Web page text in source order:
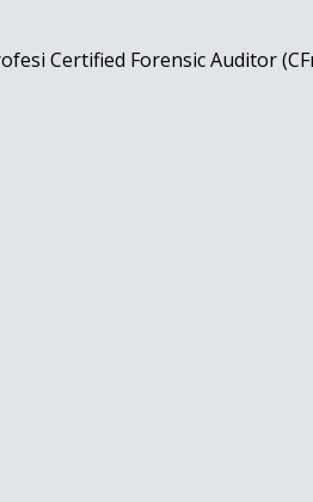
Certified Forensic Auditor